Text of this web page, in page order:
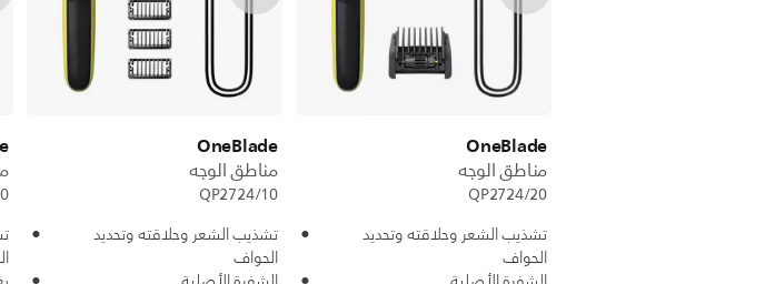
OneBlade
مناطق الوجه
QP2724/20
تشذيب الشعر وحلاقته وتحديد
الحواف
OneBlade
مناطق الوجه
QP2724/10
تشذيب الشعر وحلاقته وتحديد
الحواف